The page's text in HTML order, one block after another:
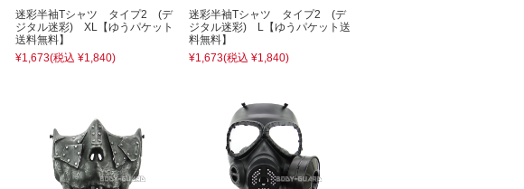
迷彩半袖Tシャツ タイプ2 (デ
ジタル迷彩) XL【ゆうパケット
送料無料】
¥1,673(税込 ¥1,840)
迷彩半袖Tシャツ タイプ2 (デ
ジタル迷彩) L【ゆうパケット送
料無料】
¥1,673(税込 ¥1,840)